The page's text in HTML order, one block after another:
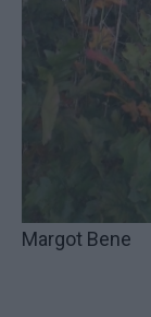
Margot Bene